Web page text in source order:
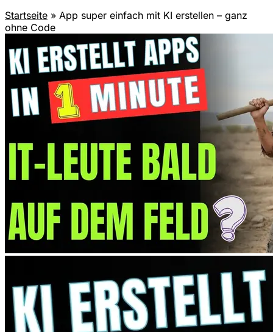
Startseite » App super einfach mit KI erstellen – ganz
ohne Code